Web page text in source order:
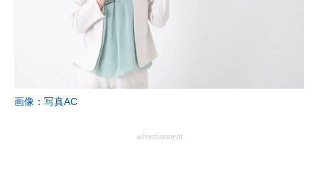
画像：写真AC
advertisement